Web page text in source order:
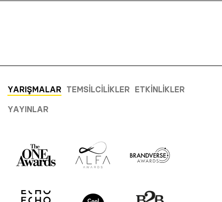
YARIŞMALAR TEMSILCILIKLER ETKINLIKLER
YAYINLAR